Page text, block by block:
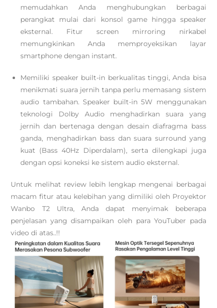
memudahkan Anda menghubungkan berbagai
perangkat mulai dari konsol game hingga speaker
eksternal. Fitur screen mirroring nirkabel
memungkinkan Anda memproyeksikan layar
smartphone dengan instant.
Memiliki speaker built-in berkualitas tinggi, Anda bisa
menikmati suara jernih tanpa perlu memasang sistem
audio tambahan. Speaker built-in 5W menggunakan
teknologi Dolby Audio menghadirkan suara yang
jernih dan bertenaga dengan desain diafragma bass
ganda, menghadirkan bass dan suara surround yang
kuat (Bass 40Hz Diperdalam), serta dilengkapi juga
dengan opsi koneksi ke sistem audio eksternal.
Untuk melihat review lebih lengkap mengenai berbagai
macam fitur atau kelebihan yang dimiliki oleh Proyektor
Wanbo T2 Ultra, Anda dapat menyimak beberapa
penjelasan yang disampaikan oleh para YouTuber pada
video di atas..!!